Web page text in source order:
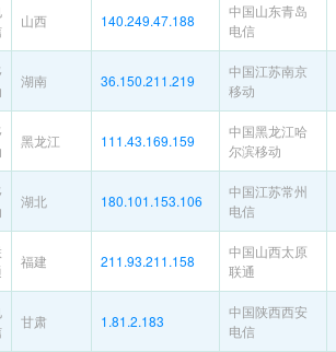
山西 140.249.47.188
中国山东青岛
电信
湖南 36.150.211.219
中国江苏南京
移动
黑龙江 111.43.169.159
中国黑龙江哈
尔滨移动
湖北 180.101.153.106
中国江苏常州
电信
福建 211.93.211.158
中国山西太原
联通
甘肃 1.81.2.183
中国陕西西安
电信